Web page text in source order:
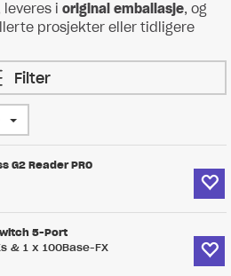
leveres i original emballasje, og
prosjekter eller tidligere
Filter
G2 Reader PRO
5-Port
& 1 x 100Base-FX